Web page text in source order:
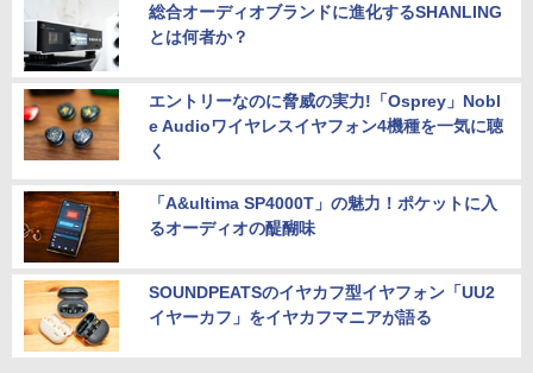
総合オーディオブランドに進化するSHANLING
とは何者か？
エントリーなのに脅威の実力!「Osprey」Nobl
e Audioワイヤレスイヤフォン4機種を一気に聴
く
「A&ultima SP4000T」の魅力！ポケットに入
るオーディオの醍醐味
SOUNDPEATSのイヤカフ型イヤフォン「UU2
イヤーカフ」をイヤカフマニアが語る